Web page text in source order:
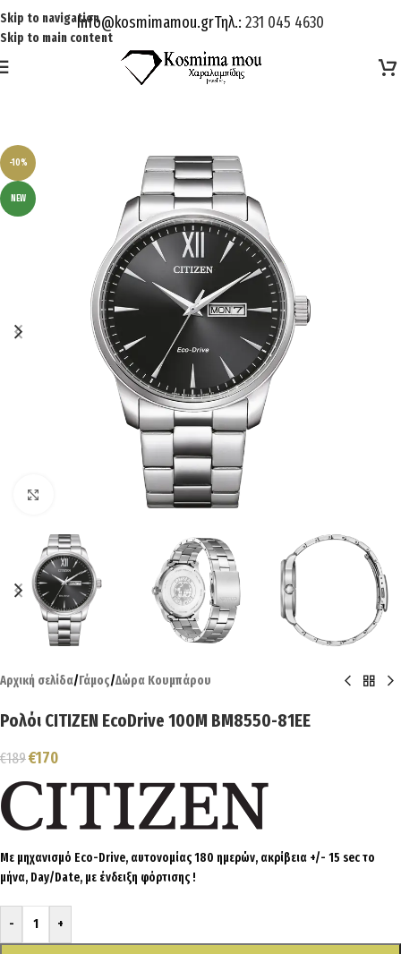
Skip to navigation
Skip to main content
Info@kosmimamou.grΤηλ.: 231 045 4630
-10%
NEW
Αρχική σελίδα/Γάμος/Δώρα Κουμπάρου
Ρολόι CITIZEN EcoDrive 100M BM8550-81EE
€189€170
Με μηχανισμό Eco-Drive, αυτονομίας 180 ημερών, ακρίβεια +/- 15 sec το
μήνα, Day/Date, με ένδειξη φόρτισης !
- +